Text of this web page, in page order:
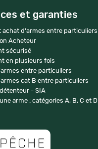
et garanties
achat d'armes entre particuliers
Acheteur
sécurisé
en plusieurs fois
entre particuliers
cat B entre particuliers
- SIA
arme : catégories A, B, C et D